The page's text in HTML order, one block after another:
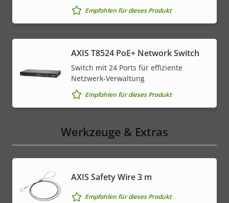
Empfohlen für dieses Produkt
AXIS T8524 PoE+ Network Switch
Switch mit 24 Ports für effiziente
Netzwerk-Verwaltung
Empfohlen für dieses Produkt
Werkzeuge & Extras
AXIS Safety Wire 3 m
Empfohlen für dieses Produkt